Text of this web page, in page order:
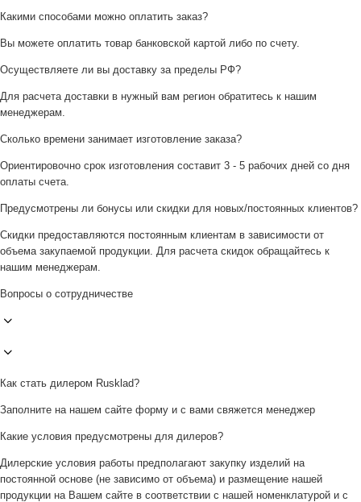
Какими способами можно оплатить заказ?
Вы можете оплатить товар банковской картой либо по счету.
Осуществляете ли вы доставку за пределы РФ?
Для расчета доставки в нужный вам регион обратитесь к нашим
менеджерам.
Сколько времени занимает изготовление заказа?
Ориентировочно срок изготовления составит 3 - 5 рабочих дней со дня
оплаты счета.
Предусмотрены ли бонусы или скидки для новых/постоянных клиентов?
Скидки предоставляются постоянным клиентам в зависимости от
объема закупаемой продукции. Для расчета скидок обращайтесь к
нашим менеджерам.
Вопросы о сотрудничестве
Как стать дилером Rusklad?
Заполните на нашем сайте форму и с вами свяжется менеджер
Какие условия предусмотрены для дилеров?
Дилерские условия работы предполагают закупку изделий на
постоянной основе (не зависимо от объема) и размещение нашей
продукции на Вашем сайте в соответствии с нашей номенклатурой и с